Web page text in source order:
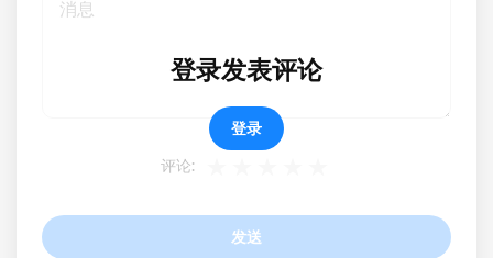
评论:
发送
登录发表评论
登录